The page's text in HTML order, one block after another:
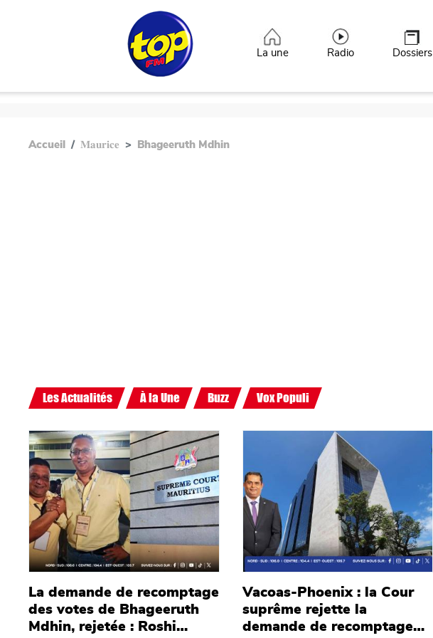
Top header menu
La une Radio Dossiers
Accueil 𝐌𝐚𝐮𝐫𝐢𝐜𝐞 Bhageeruth Mdhin
Les Actualités À la Une Buzz Vox Populi
Main picture
La demande de recomptage
des votes de Bhageeruth
Mdhin, rejetée : Roshi
Vacoas-Phoenix : la Cour
suprême rejette la
demande de recomptage